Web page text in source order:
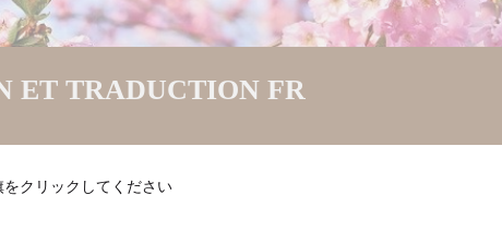
ET TRADUCTION FR
クリックしてください